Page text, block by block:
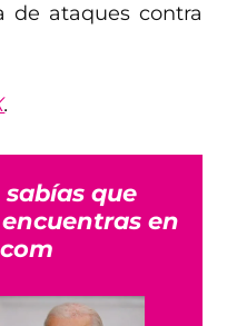
de ataques contra
.
que
en